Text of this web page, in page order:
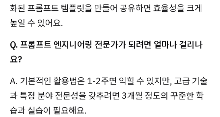
화된 프롬프트 템플릿을 만들어 공유하면 효율성을 크게
높일 수 있어요.
Q. 프롬프트 엔지니어링 전문가가 되려면 얼마나 걸리나
요?
A. 기본적인 활용법은 1-2주면 익힐 수 있지만, 고급 기술
과 특정 분야 전문성을 갖추려면 3개월 정도의 꾸준한 학
습과 실습이 필요해요.